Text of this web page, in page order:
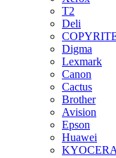
T2
Deli
Digma
Lexmark
Canon
Cactus
Brother
Avision
Epson
Huawei
KYOCERA